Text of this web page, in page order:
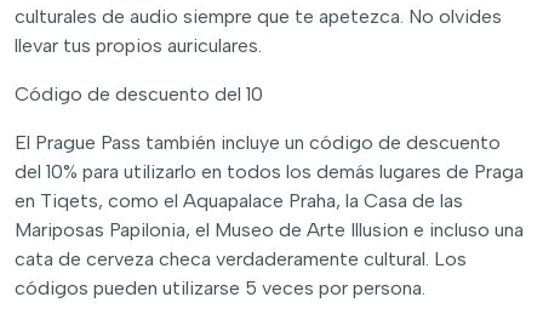
culturales de audio siempre que te apetezca. No olvides
llevar tus propios auriculares.
Código de descuento del 10
El Prague Pass también incluye un código de descuento
del 10% para utilizarlo en todos los demás lugares de Praga
en Tiqets, como el Aquapalace Praha, la Casa de las
Mariposas Papilonia, el Museo de Arte Illusion e incluso una
cata de cerveza checa verdaderamente cultural. Los
códigos pueden utilizarse 5 veces por persona.